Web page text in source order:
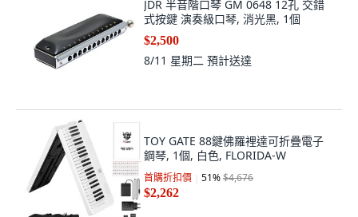
JDR 半音階口琴 GM 0648 12孔 交錯
式按鍵 演奏級口琴, 消光黑, 1個
$2,500
8/11 星期二 預計送達
TOY GATE 88鍵佛羅裡達可折疊電子
鋼琴, 1個, 白色, FLORIDA-W
首購折扣價 51%$4,676
$2,262